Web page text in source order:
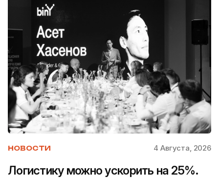
НОВОСТИ 4 Августа, 2026
Логистику можно ускорить на 25%.